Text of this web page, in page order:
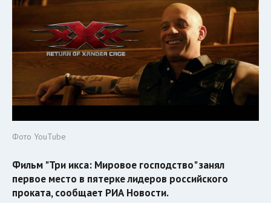
Фото YouTube
Фильм "Три икса: Мировое господство" занял
первое место в пятерке лидеров российского
проката, сообщает РИА Новости.